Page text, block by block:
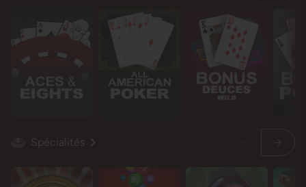
Spécialités